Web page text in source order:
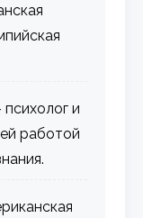
и
работой